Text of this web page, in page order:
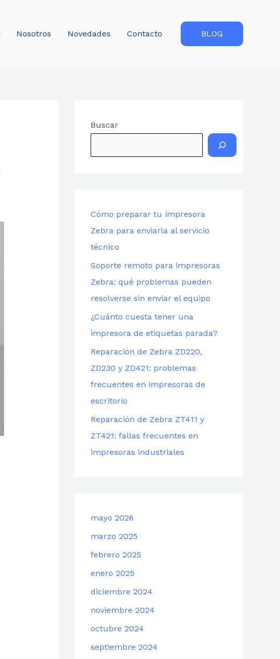
Nosotros Novedades Contacto BLOG
Buscar
Cómo preparar tu impresora
Zebra para enviarla al servicio
técnico
Soporte remoto para impresoras
Zebra: qué problemas pueden
resolverse sin enviar el equipo
¿Cuánto cuesta tener una
impresora de etiquetas parada?
Reparación de Zebra ZD220,
ZD230 y ZD421: problemas
frecuentes en impresoras de
escritorio
Reparación de Zebra ZT411 y
ZT421: fallas frecuentes en
impresoras industriales
mayo 2026
marzo 2025
febrero 2025
enero 2025
diciembre 2024
noviembre 2024
octubre 2024
septiembre 2024